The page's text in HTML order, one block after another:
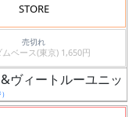
STORE
売切れ
ガンダムベース(東京) 1,650円
ヴィートルーユニ